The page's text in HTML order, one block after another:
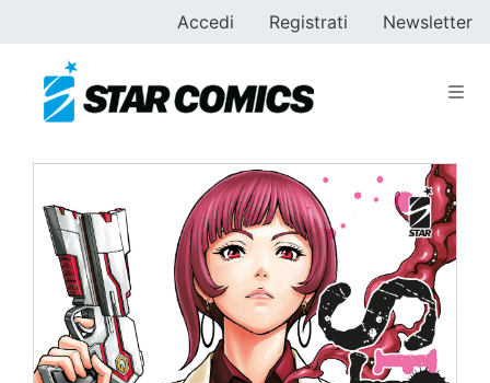
Accedi Registrati Newsletter